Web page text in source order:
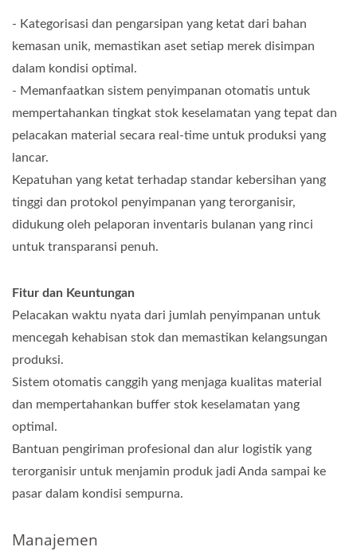
- Kategorisasi dan pengarsipan yang ketat dari bahan
kemasan unik, memastikan aset setiap merek disimpan
dalam kondisi optimal.
- Memanfaatkan sistem penyimpanan otomatis untuk
mempertahankan tingkat stok keselamatan yang tepat dan
pelacakan material secara real-time untuk produksi yang
lancar.
Kepatuhan yang ketat terhadap standar kebersihan yang
tinggi dan protokol penyimpanan yang terorganisir,
didukung oleh pelaporan inventaris bulanan yang rinci
untuk transparansi penuh.
Fitur dan Keuntungan
Pelacakan waktu nyata dari jumlah penyimpanan untuk
mencegah kehabisan stok dan memastikan kelangsungan
produksi.
Sistem otomatis canggih yang menjaga kualitas material
dan mempertahankan buffer stok keselamatan yang
optimal.
Bantuan pengiriman profesional dan alur logistik yang
terorganisir untuk menjamin produk jadi Anda sampai ke
pasar dalam kondisi sempurna.
Manajemen